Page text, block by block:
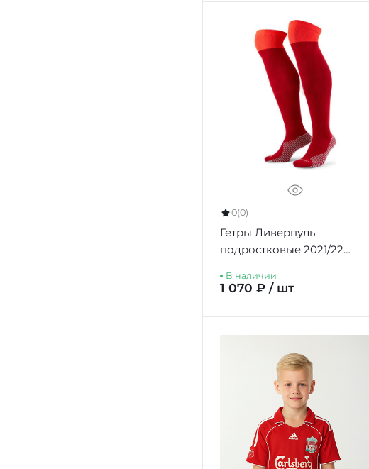
0(0)
Гетры Ливерпуль
подростковые 2021/22
В наличии
1 070 ₽ / шт